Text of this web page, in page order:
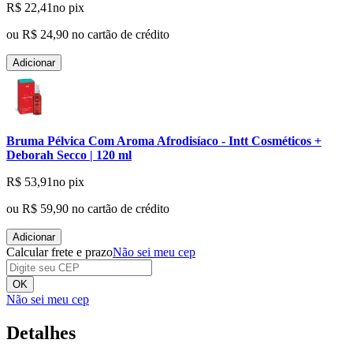
R$ 22,41no pix
ou R$ 24,90 no cartão de crédito
Adicionar
Bruma Pélvica Com Aroma Afrodisíaco - Intt Cosméticos +
Deborah Secco | 120 ml
R$ 53,91no pix
ou R$ 59,90 no cartão de crédito
Adicionar
Calcular frete e prazoNão sei meu cep
OK
Não sei meu cep
Detalhes